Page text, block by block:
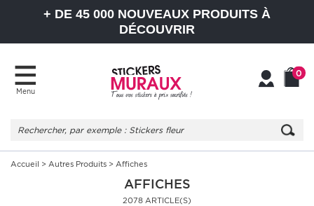
+ DE 45 000 NOUVEAUX PRODUITS À
DÉCOUVRIR
Menu
0
Accueil > Autres Produits > Affiches
AFFICHES
2078 ARTICLE(S)